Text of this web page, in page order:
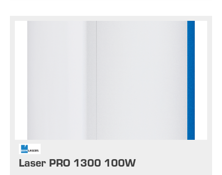
Laser PRO 1300 100W